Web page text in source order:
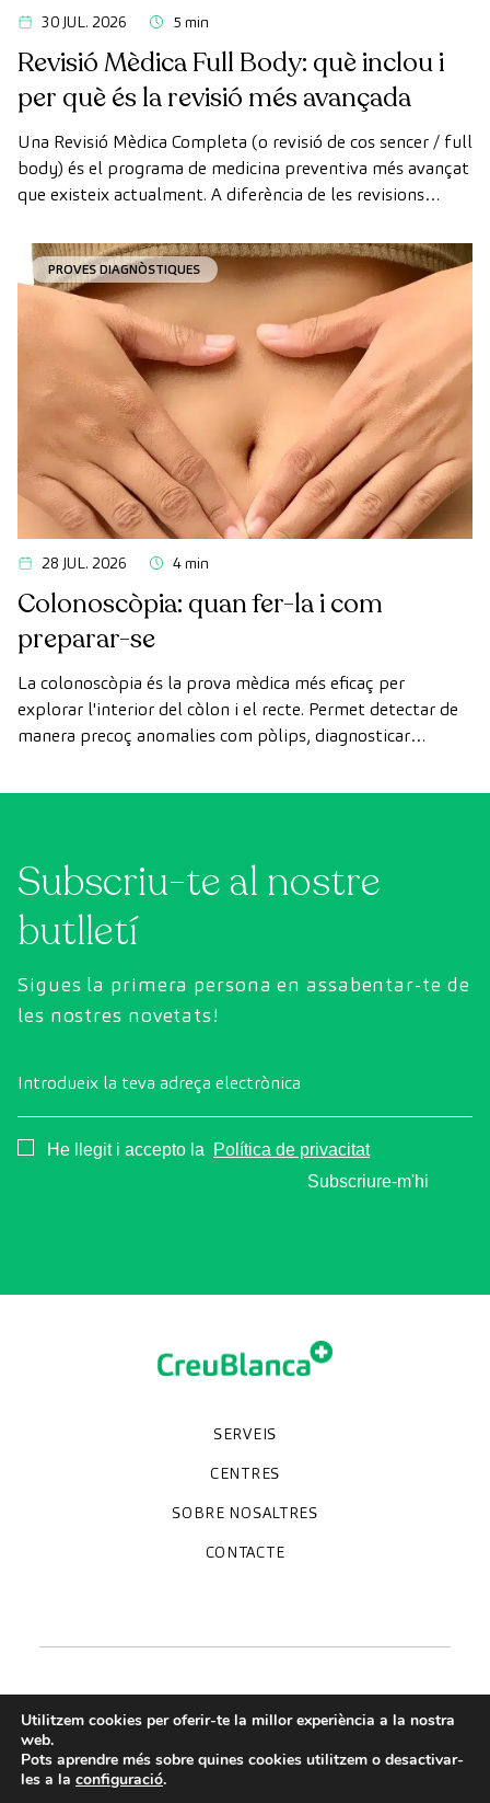
30 JUL. 2026 5 min
Revisió Mèdica Full Body: què inclou i
per què és la revisió més avançada
Una Revisió Mèdica Completa (o revisió de cos sencer / full
body) és el programa de medicina preventiva més avançat
que existeix actualment. A diferència de les revisions
diagnòstic per la imatge d'última generació per avaluar de
manera exhaustiva l'estat dels òrgans vitals, el sistema
vascular i el cervell abans que apareguin els primers
símptomes.
PROVES DIAGNÒSTIQUES
28 JUL. 2026 4 min
Colonoscòpia: quan fer-la i com
preparar-se
La colonoscòpia és la prova mèdica més eficaç per
explorar l'interior del còlon i el recte. Permet detectar de
manera precoç anomalies com pòlips, diagnosticar
Subscriu-te al nostre
butlletí
Sigues la primera persona en assabentar-te de
les nostres novetats!
Introdueix la teva adreça electrònica
Consentimiento
He llegit i accepto la
Política de privacitat
Subscriure-m'hi
SERVEIS
Especialitats
Proves diagnòstiques
Revisions mèdiques
Unitats especialitzades
CENTRES
Clínica CreuBlanca
CreuBlanca Tarradellas
Diagnosis Médica
Hospital CreuBlanca Maresme
SOBRE NOSALTRES
Qui som
Treballa amb nosaltres
Blog
CreuBlanca Empreses
Preguntes freqüents
CONTACTE
Termes de servei
Utilitzem cookies per oferir-te la millor experiència a la nostra
web.
Pots aprendre més sobre quines cookies utilitzem o desactivar-
les a la configuració.